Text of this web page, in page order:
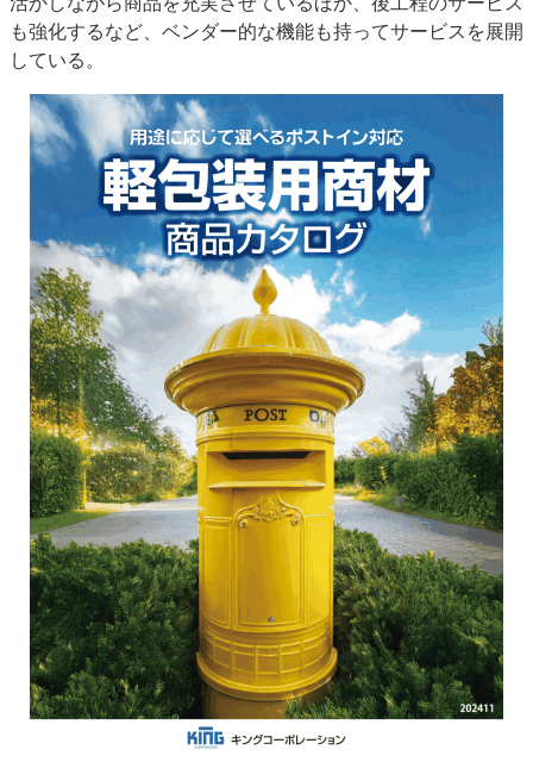
も強化するなど、ベンダー的な機能も持ってサービスを展開
している。